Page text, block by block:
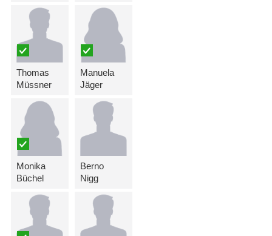
Thomas
Müssner
Monika
Büchel
Manuela
Jäger
Berno
Nigg